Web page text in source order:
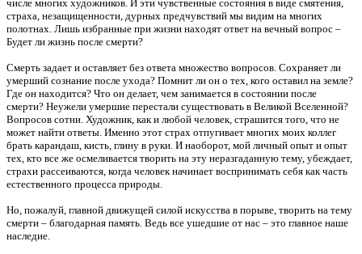
числе многих художников. И эти чувственные состояния в виде смятения,
страха, незащищенности, дурных предчувствий мы видим на многих
полотнах. Лишь избранные при жизни находят ответ на вечный вопрос –
Будет ли жизнь после смерти?
Смерть задает и оставляет без ответа множество вопросов. Сохраняет ли
умерший сознание после ухода? Помнит ли он о тех, кого оставил на земле?
Где он находится? Что он делает, чем занимается в состоянии после
смерти? Неужели умершие перестали существовать в Великой Вселенной?
Вопросов сотни. Художник, как и любой человек, страшится того, что не
может найти ответы. Именно этот страх отпугивает многих моих коллег
брать карандаш, кисть, глину в руки. И наоборот, мой личный опыт и опыт
тех, кто все же осмеливается творить на эту неразгаданную тему, убеждает,
страхи рассеиваются, когда человек начинает воспринимать себя как часть
естественного процесса природы.
Но, пожалуй, главной движущей силой искусства в порыве, творить на тему
смерти – благодарная память. Ведь все ушедшие от нас – это главное наше
наследие.